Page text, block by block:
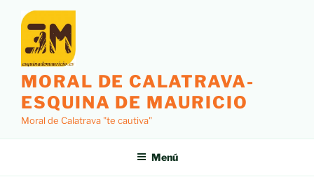
contenido
MORAL DE CALATRAVA-
ESQUINA DE MAURICIO
Moral de Calatrava "te cautiva"
Menú